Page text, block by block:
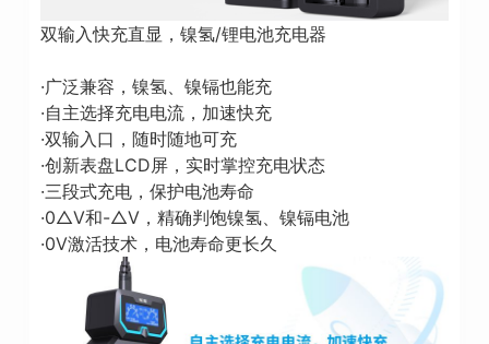
双输入快充直显，镍氢/锂电池充电器
·广泛兼容，镍氢、镍镉也能充
·自主选择充电电流，加速快充
·双输入口，随时随地可充
·创新表盘LCD屏，实时掌控充电状态
·三段式充电，保护电池寿命
·0△V和-△V，精确判饱镍氢、镍镉电池
·0V激活技术，电池寿命更长久